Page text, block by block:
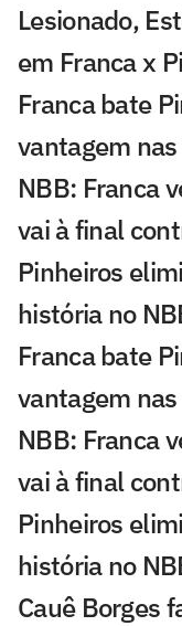
Lesionado,
em Franca x
Franca bate
vantagem
NBB: Franca
vai à final
Pinheiros
história no
Franca bate
vantagem
NBB: Franca
vai à final
Pinheiros
história no
Cauê Borges